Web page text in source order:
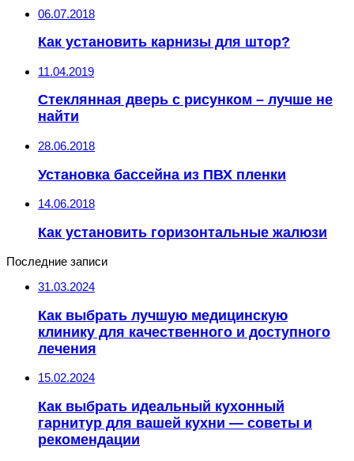
06.07.2018
Как установить карнизы для штор?
11.04.2019
Стеклянная дверь с рисунком – лучше не
найти
28.06.2018
Установка бассейна из ПВХ пленки
14.06.2018
Как установить горизонтальные жалюзи
Последние записи
31.03.2024
Как выбрать лучшую медицинскую
клинику для качественного и доступного
лечения
15.02.2024
Как выбрать идеальный кухонный
гарнитур для вашей кухни — советы и
рекомендации